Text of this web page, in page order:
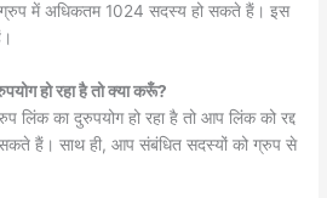
ग्रुप में अधिकतम 1024 सदस्य हो सकते हैं। इस
हो रहा है तो क्या करूँ?
लिंक का दुरुपयोग हो रहा है तो आप लिंक को रद्द
हैं। साथ ही, आप संबंधित सदस्यों को ग्रुप से